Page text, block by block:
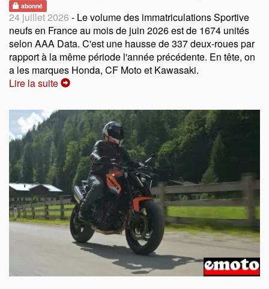
abonné
24 juillet 2026 - Le volume des immatriculations Sportive
neufs en France au mois de juin 2026 est de 1674 unités
selon AAA Data. C'est une hausse de 337 deux-roues par
rapport à la même période l'année précédente. En tête, on
a les marques Honda, CF Moto et Kawasaki.
Lire la suite